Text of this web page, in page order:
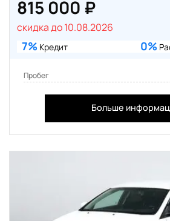
815 000 ₽
скидка до 10.08.2026
7% Кредит 0%
Пробег
Больше